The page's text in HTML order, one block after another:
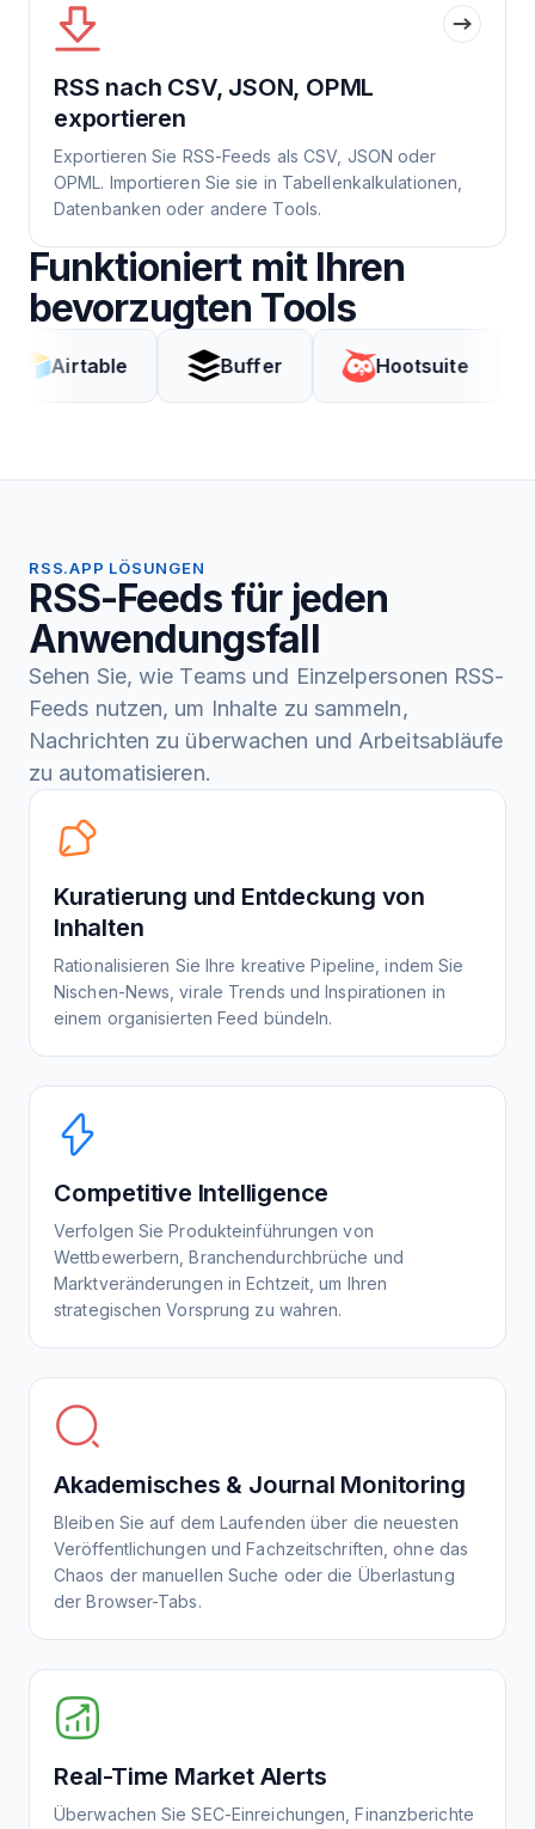
RSS nach CSV, JSON, OPML
exportieren
Exportieren Sie RSS-Feeds als CSV, JSON oder
OPML. Importieren Sie sie in Tabellenkalkulationen,
Datenbanken oder andere Tools.
Funktioniert mit Ihren
bevorzugten Tools
Buffer Hootsuite
RSS.APP LÖSUNGEN
RSS-Feeds für jeden
Anwendungsfall
Sehen Sie, wie Teams und Einzelpersonen RSS-
Feeds nutzen, um Inhalte zu sammeln,
Nachrichten zu überwachen und Arbeitsabläufe
zu automatisieren.
Kuratierung und Entdeckung von
Inhalten
Rationalisieren Sie Ihre kreative Pipeline, indem Sie
Nischen-News, virale Trends und Inspirationen in
einem organisierten Feed bündeln.
Competitive Intelligence
Verfolgen Sie Produkteinführungen von
Wettbewerbern, Branchendurchbrüche und
Marktveränderungen in Echtzeit, um Ihren
strategischen Vorsprung zu wahren.
Akademisches & Journal Monitoring
Bleiben Sie auf dem Laufenden über die neuesten
Veröffentlichungen und Fachzeitschriften, ohne das
Chaos der manuellen Suche oder die Überlastung
der Browser-Tabs.
Real-Time Market Alerts
Überwachen Sie SEC-Einreichungen, Finanzberichte